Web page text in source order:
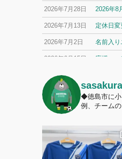
2026年7月28日 2026年8
2026年7月13日 定休日
2026年7月2日 名前入
2026年6月15日 応援ユ
◆徳島市に小
例、チーム